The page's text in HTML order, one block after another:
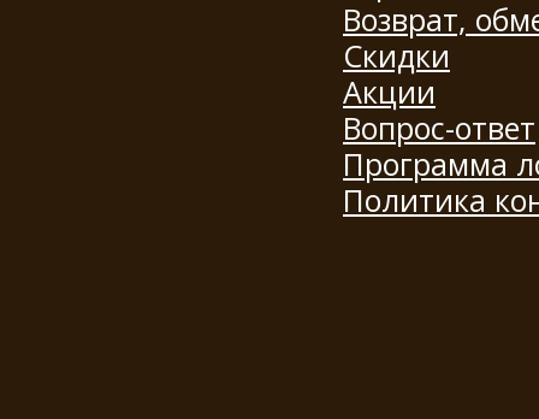
Возврат,
Скидки
Акции
Вопрос-ответ
Программа
Политика